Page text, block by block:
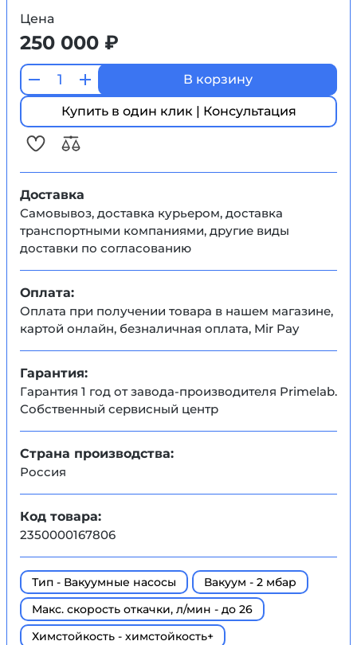
Цена
250 000 ₽
В корзину
Купить в один клик | Консультация
Доставка
Самовывоз, доставка курьером, доставка
транспортными компаниями, другие виды
доставки по согласованию
Оплата:
Оплата при получении товара в нашем магазине,
картой онлайн, безналичная оплата, Mir Pay
Гарантия:
Гарантия 1 год от завода-производителя Primelab.
Собственный сервисный центр
Страна производства:
Россия
Код товара:
2350000167806
Тип - Вакуумные насосы
Вакуум - 2 мбар
Макс. скорость откачки, л/мин - до 26
Химстойкость - химстойкость+